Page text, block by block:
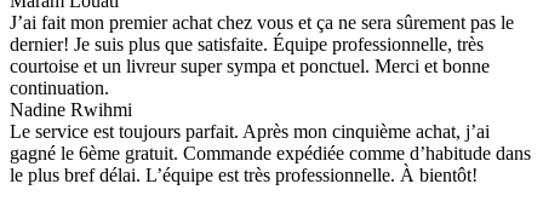
J’ai fait mon premier achat chez vous et ça ne sera sûrement pas le
dernier! Je suis plus que satisfaite. Équipe professionnelle, très
courtoise et un livreur super sympa et ponctuel. Merci et bonne
continuation.
Nadine Rwihmi
Le service est toujours parfait. Après mon cinquième achat, j’ai
gagné le 6ème gratuit. Commande expédiée comme d’habitude dans
le plus bref délai. L’équipe est très professionnelle. À bientôt!